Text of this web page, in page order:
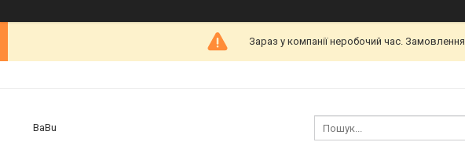
Зараз у компанії неробочий час.
BaBu